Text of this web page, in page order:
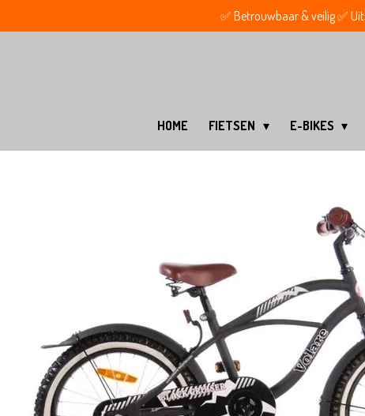
direct
✅ Betrouwbaar & veilig ✅
HOME FIETSEN E-BIKES